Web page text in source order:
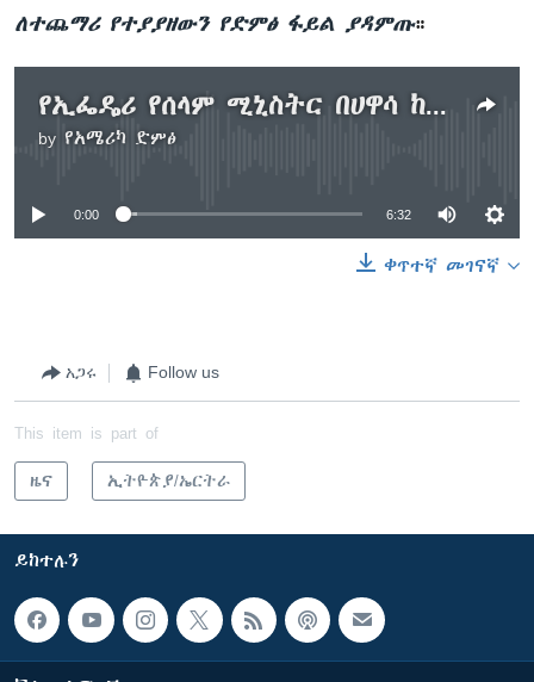
ለተጨማሪ የተያያዘውን የድምፅ ፋይል ያዳምጡ።
የኢፌዴሪ የሰላም ሚኒስትር በሀዋሳ ከተማ
by የአሜሪካ ድምፅ
No media source currently available
0:00 6:32
ቀጥተኛ መገናኛ
አጋሩ Follow us
This item is part of
ዜና ኢትዮጵያ/ኤርትራ
ይከተሉን